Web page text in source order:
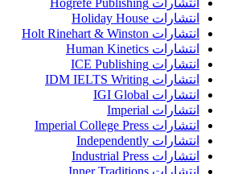
انتشارات Holiday House
انتشارات Holt Rinehart & Winston
انتشارات Human Kinetics
انتشارات ICE Publishing
انتشارات IDM IELTS Writing
انتشارات IGI Global
انتشارات Imperial
انتشارات Imperial College Press
انتشارات Independently
انتشارات Industrial Press
انتشارات Inner Traditions